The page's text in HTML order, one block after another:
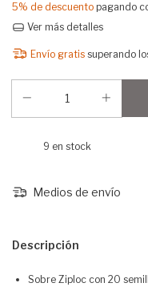
5% de descuento pagando
Ver más detalles
Envío gratis superando
9 en stock
Medios de envío
Descripción
Sobre Ziploc con 20